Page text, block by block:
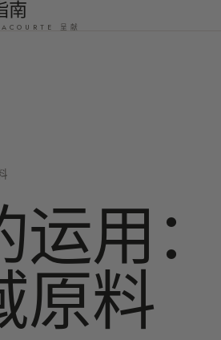
南
呈献
用：
原料